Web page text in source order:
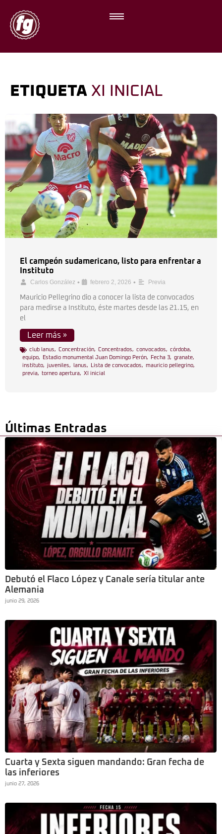
ETIQUETA XI INICIAL
El campeón sudamericano, listo para enfrentar a
Instituto
Carlos González • febrero 2, 2026 • Previa
Mauricio Pellegrino dio a conocer la lista de convocados
para medirse a Instituto, éste martes desde las 21.15, en
el
Leer más »
club lanus, Concentración, Concentrados, convocados, córdoba,
equipo, Estadio monumental Juan Domingo Perón, Fecha 3, granate,
instituto, juveniles, lanus, Lista de convocados, mauricio pellegrino,
previa, torneo apertura, XI inicial
Últimas Entradas
Debutó el Flaco López y Canale sería titular ante
Alemania
junio 29, 2026
Cuarta y Sexta siguen mandando: Gran fecha de
las inferiores
junio 27, 2026